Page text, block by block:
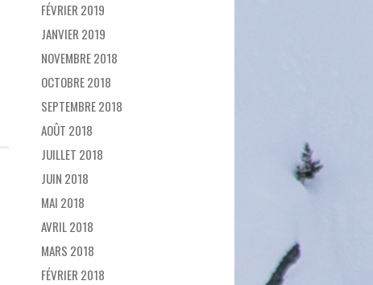
FÉVRIER 2019
JANVIER 2019
NOVEMBRE 2018
OCTOBRE 2018
SEPTEMBRE 2018
AOÛT 2018
JUILLET 2018
JUIN 2018
MAI 2018
AVRIL 2018
MARS 2018
FÉVRIER 2018